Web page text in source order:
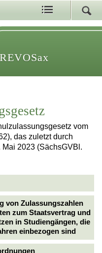
REVOSax
vom
das zuletzt durch
2023 (SächsGVBl.
von Zulassungszahlen
zum Staatsvertrag und
in Studiengängen, die
einbezogen sind